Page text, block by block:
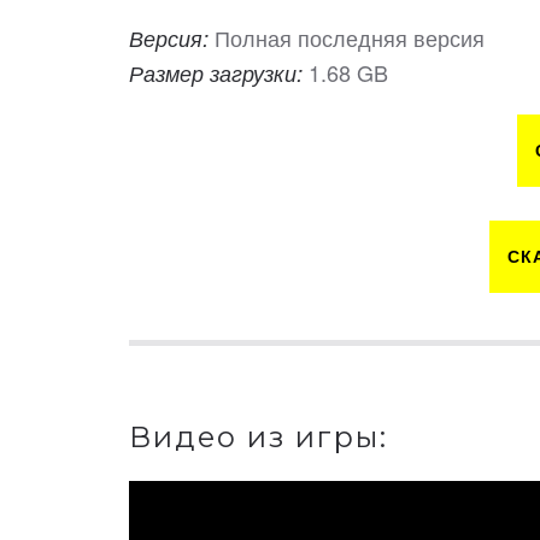
Версия: Полная последняя версия
Размер загрузки: 1.68 GB
Видео из игры: